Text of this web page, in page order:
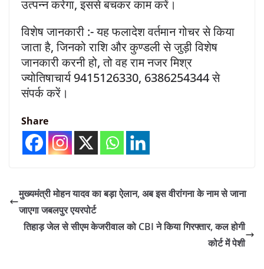
उत्पन्न करेगा, इससे बचकर काम करें।
विशेष जानकारी :- यह फलादेश वर्तमान गोचर से किया
जाता है, जिनको राशि और कुण्डली से जुड़ी विशेष
जानकारी करनी हो, तो वह राम नजर मिश्र
ज्योतिषाचार्य 9415126330, 6386254344 से
संपर्क करें।
Share
मुख्यमंत्री मोहन यादव का बड़ा ऐलान, अब इस वीरांगना के नाम से जाना
जाएगा जबलपुर एयरपोर्ट
तिहाड़ जेल से सीएम केजरीवाल को CBI ने किया गिरफ्तार, कल होगी
कोर्ट में पेशी